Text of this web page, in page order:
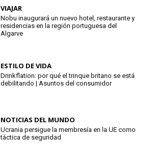
VIAJAR
Nobu inaugurará un nuevo hotel, restaurante y
residencias en la región portuguesa del
Algarve
ESTILO DE VIDA
Drinkflation: por qué el trinque britano se está
debilitando | Asuntos del consumidor
NOTICIAS DEL MUNDO
Ucrania persigue la membresía en la UE como
táctica de seguridad